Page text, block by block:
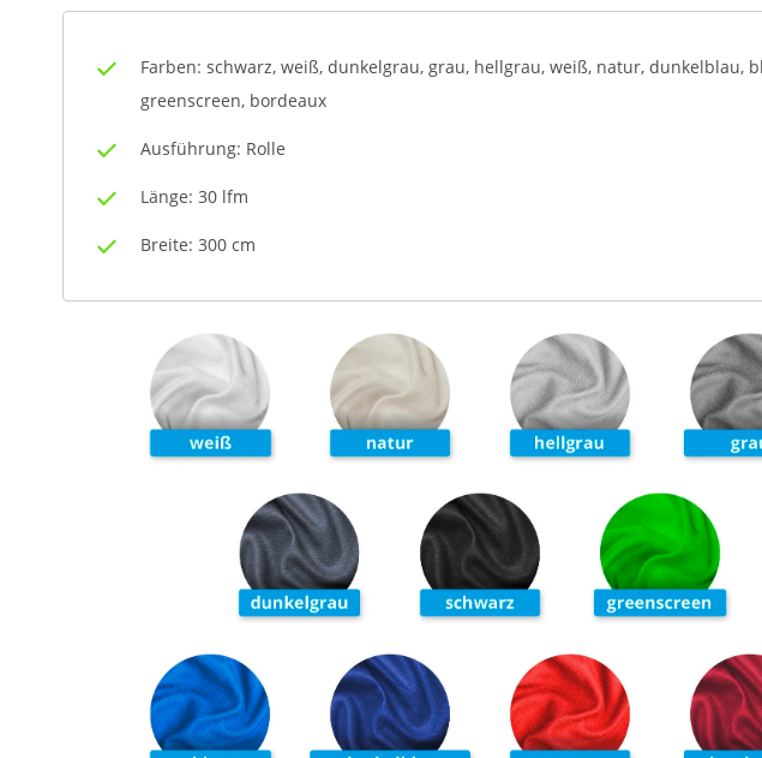
Farben: schwarz, weiß, dunkelgrau, grau, hellgrau, weiß, natur, dunkelblau,
greenscreen, bordeaux
Ausführung: Rolle
Länge: 30 lfm
Breite: 300 cm